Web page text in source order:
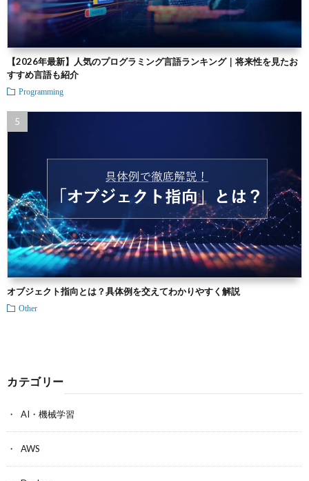
【2026年最新】人気のプログラミング言語ランキング｜将来性を見たお
すすめ言語も紹介
Programming
オブジェクト指向とは？具体例を交えてわかりやすく解説
Other
カテゴリー
AI・機械学習
AWS